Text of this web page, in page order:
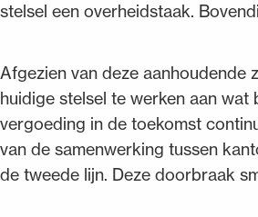
stelsel een overheidstaak.
Afgezien van deze
huidige stelsel te werken aan
vergoeding in de toekomst
van de samenwerking tussen
de tweede lijn. Deze doorbraak